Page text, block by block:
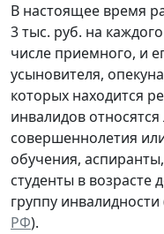
В настоящее время
3 тыс. руб. на
числе приемного, и
усыновителя,
которых находится
инвалидов
совершеннолетия
обучения,
студенты в
группу инвалидности
РФ).